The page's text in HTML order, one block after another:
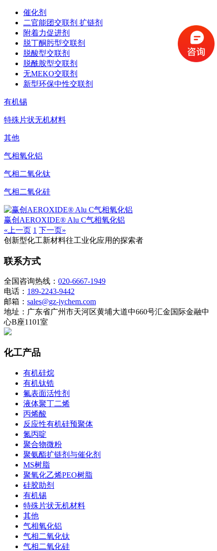
催化剂
二官能团交联剂 扩链剂
附着力促进剂
脱丁酮肟型交联剂
脱酸型交联剂
脱酰胺型交联剂
无MEKO交联剂
新型环保中性交联剂
有机锡
特殊片状无机材料
其他
气相氧化铝
气相二氧化钛
气相二氧化硅
赢创AEROXIDE® Alu C气相氧化铝
«上一页 1 下一页»
创新型化工新材料往工业化应用的探索者
联系方式
全国咨询热线： 020-6667-1949
电话： 189-2243-9442
邮箱： sales@gz-jychem.com
地址：广东省广州市天河区黄埔大道中660号汇金国际金融中
心B座1101室
化工产品
有机硅烷
有机钛锆
氟表面活性剂
液体聚丁二烯
丙烯酸
反应性有机硅预聚体
氮丙啶
聚合物微粉
聚氨酯扩链剂与催化剂
MS树脂
聚氧化乙烯PEO树脂
硅胶助剂
有机锡
特殊片状无机材料
其他
气相氧化铝
气相二氧化钛
气相二氧化硅